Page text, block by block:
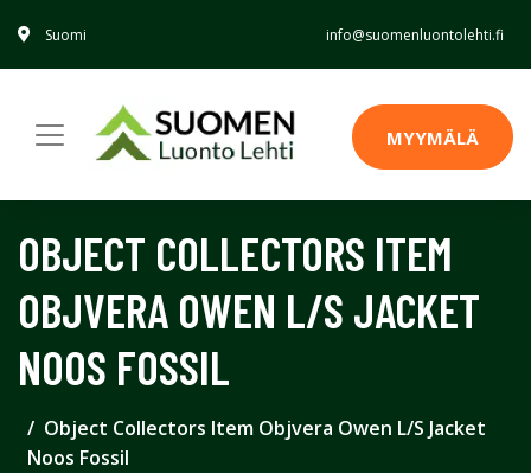
Suomi info@suomenluontolehti.fi
MYYMÄLÄ
OBJECT COLLECTORS ITEM
OBJVERA OWEN L/S JACKET
NOOS FOSSIL
Object Collectors Item Objvera Owen L/S Jacket
Noos Fossil